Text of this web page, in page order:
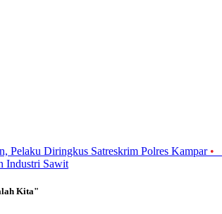
Pelaku Diringkus Satreskrim Polres Kampar •
Industri Sawit
Kita"